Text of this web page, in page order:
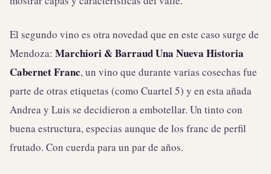
El segundo vino es otra novedad que en este caso surge de
Mendoza: Marchiori & Barraud Una Nueva Historia
Cabernet Franc, un vino que durante varias cosechas fue
parte de otras etiquetas (como Cuartel 5) y en esta añada
Andrea y Luis se decidieron a embotellar. Un tinto con
buena estructura, especias aunque de los franc de perfil
frutado. Con cuerda para un par de años.